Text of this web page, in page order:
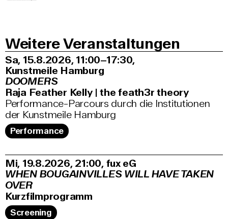
Weitere Veranstaltungen
Sa, 15.8.2026 11:00–17:30,
Kunstmeile Hamburg
DOOMERS
Raja Feather Kelly | the feath3r theory
Performance-Parcours durch die Institutionen
der Kunstmeile Hamburg
Performance
Mi, 19.8.2026 21:00, fux eG
WHEN BOUGAINVILLES WILL HAVE TAKEN
OVER
Kurzfilmprogramm
Screening